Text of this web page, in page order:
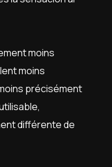
moins
moins
précisément
différente de